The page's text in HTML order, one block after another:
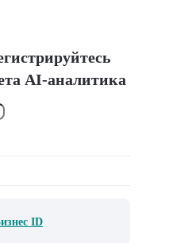
AI-аналитика
ID